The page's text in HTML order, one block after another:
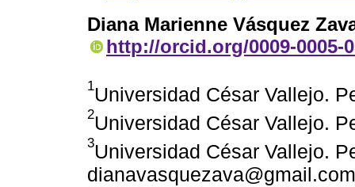
Diana Marienne Vásquez
http://orcid.org/0009-0005-
1Universidad César Vallejo.
2Universidad César Vallejo.
3Universidad César Vallejo.
dianavasquezava@gmail.com